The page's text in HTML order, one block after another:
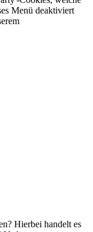
Menü deaktiviert
Hierbei handelt es